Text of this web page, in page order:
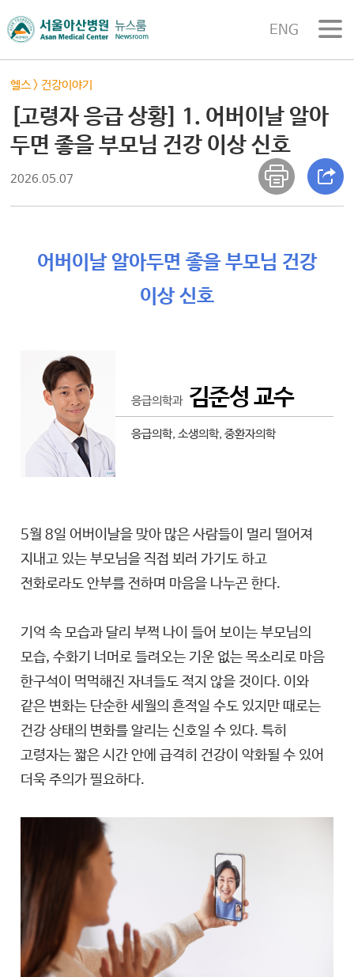
ENG
헬스 > 건강이야기
[고령자 응급 상황] 1. 어버이날 알아
두면 좋을 부모님 건강 이상 신호
2026.05.07
어버이날 알아두면 좋을 부모님 건강
이상 신호
응급의학과김준성 교수
응급의학, 소생의학, 중환자의학
5월 8일 어버이날을 맞아 많은 사람들이 멀리 떨어져
지내고 있는 부모님을 직접 뵈러 가기도 하고
전화로라도 안부를 전하며 마음을 나누곤 한다.
기억 속 모습과 달리 부쩍 나이 들어 보이는 부모님의
모습, 수화기 너머로 들려오는 기운 없는 목소리로 마음
한구석이 먹먹해진 자녀들도 적지 않을 것이다. 이와
같은 변화는 단순한 세월의 흔적일 수도 있지만 때로는
건강 상태의 변화를 알리는 신호일 수 있다. 특히
고령자는 짧은 시간 안에 급격히 건강이 악화될 수 있어
더욱 주의가 필요하다.